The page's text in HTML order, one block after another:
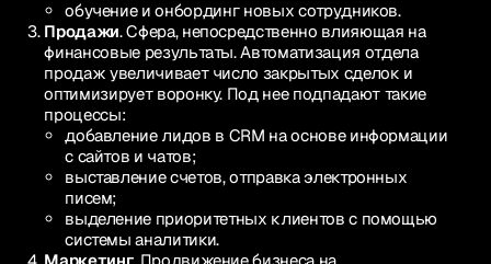
обучение и онбординг новых сотрудников.
Продажи. Сфера, непосредственно влияющая на
финансовые результаты. Автоматизация отдела
продаж увеличивает число закрытых сделок и
оптимизирует воронку. Под нее подпадают такие
процессы:
добавление лидов в CRM на основе информации
с сайтов и чатов;
выставление счетов, отправка электронных
писем;
выделение приоритетных клиентов с помощью
системы аналитики.